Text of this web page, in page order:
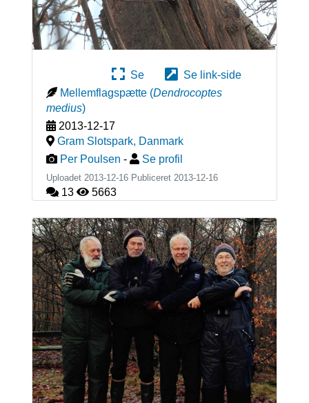
Se
Se link-side
Mellemflagspætte (Dendrocoptes
medius)
2013-12-17
Gram Slotspark, Danmark
Per Poulsen - Se profil
Uploadet 2013-12-16 Publiceret 2013-12-16
13 5663